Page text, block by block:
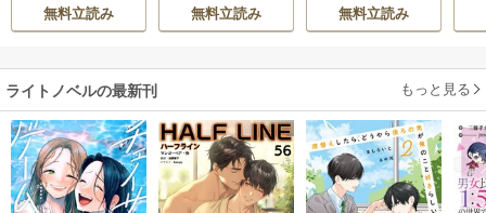
無料立読み 無料立読み 無料立読み
ライトノベルの最新刊 もっと見る